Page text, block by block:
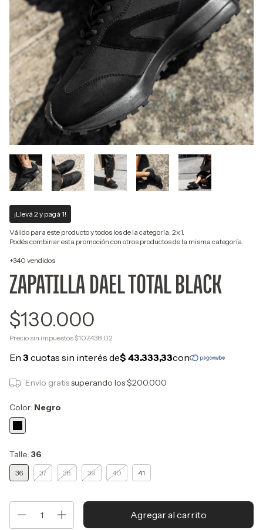
¡Llevá 2 y pagá 1!
Válido para este producto y todos los de la categoría: 2x1.
Podés combinar esta promoción con otros productos de la misma categoría.
+340 vendidos
ZAPATILLA DAEL TOTAL BLACK
$130.000
Precio sin impuestos $107.438,02
Envío gratissuperando los$200.000
Color: Negro
Talle: 36
36 37 38 39 40 41